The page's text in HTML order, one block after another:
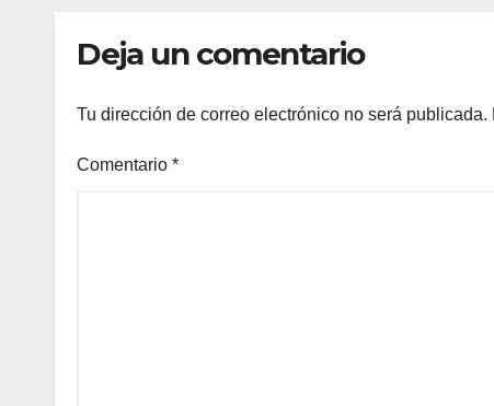
Deja un comentario
Tu dirección de correo electrónico no será publicada.
Comentario *